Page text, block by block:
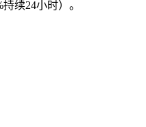
续24小时）。